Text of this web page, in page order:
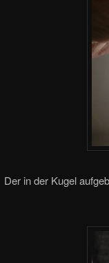
Der in der Kugel